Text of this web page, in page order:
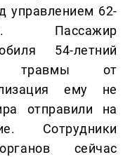
управлением 62-
Пассажир
54-летний
травмы от
ему не
отправили на
Сотрудники
сейчас